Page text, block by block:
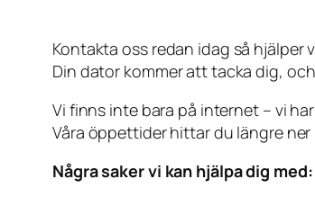
Kontakta oss redan idag så
Din dator kommer att tacka dig,
Vi finns inte bara på internet – vi
Våra öppettider hittar du längre ner
Några saker vi kan hjälpa dig med: